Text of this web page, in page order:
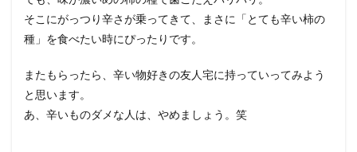
そこにがっつり辛さが乗ってきて、まさに「とても辛い柿の
種」を食べたい時にぴったりです。
またもらったら、辛い物好きの友人宅に持っていってみよう
と思います。
あ、辛いものダメな人は、やめましょう。笑